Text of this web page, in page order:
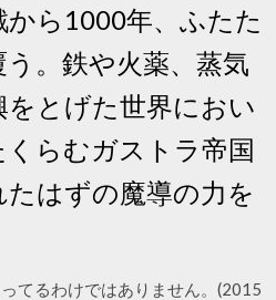
ら1000年、ふたた
。鉄や火薬、蒸気
とげた世界におい
らむガストラ帝国
はずの魔導の力を
てるわけではありません。(2015